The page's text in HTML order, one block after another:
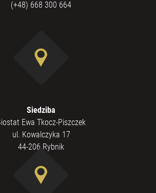
(+48) 668 300 664
Siedziba
Ewa Tkocz-Piszczek
ul. Kowalczyka 17
44-206 Rybnik